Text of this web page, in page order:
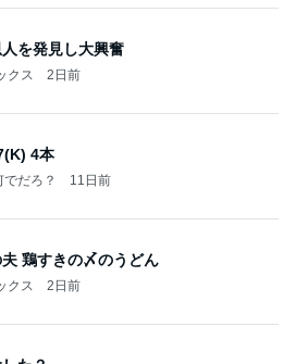
を発見し大興奮
クス 2日前
4本
だろ？ 11日前
鶏すきの〆のうどん
クス 2日前